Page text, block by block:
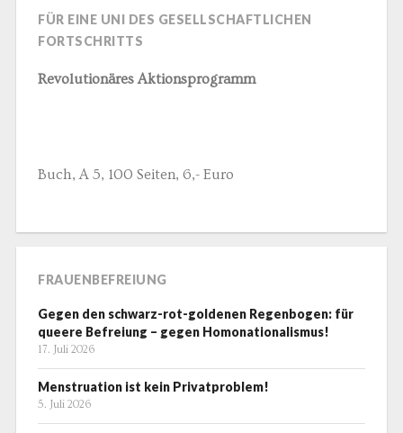
FÜR EINE UNI DES GESELLSCHAFTLICHEN
FORTSCHRITTS
Revolutionäres Aktionsprogramm
Buch, A 5, 100 Seiten, 6,- Euro
FRAUENBEFREIUNG
Gegen den schwarz-rot-goldenen Regenbogen: für
queere Befreiung – gegen Homonationalismus!
17. Juli 2026
Menstruation ist kein Privatproblem!
5. Juli 2026